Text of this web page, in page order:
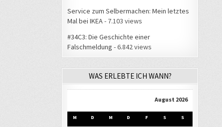
Service zum Selbermachen: Mein letztes
Mal bei IKEA - 7.103 views
#34C3: Die Geschichte einer
Falschmeldung - 6.842 views
WAS ERLEBTE ICH WANN?
August 2026
M D M D F S S